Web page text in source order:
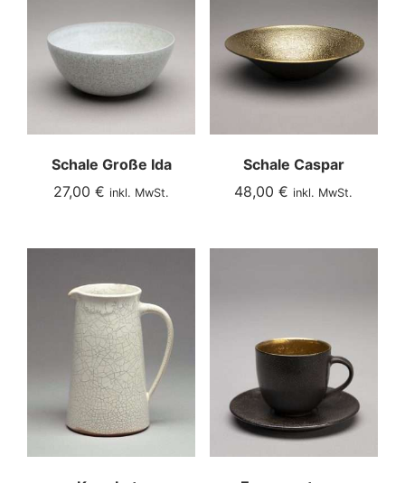
Schale Große Ida
27,00€ inkl. MwSt.
Schale Caspar
48,00€ inkl. MwSt.